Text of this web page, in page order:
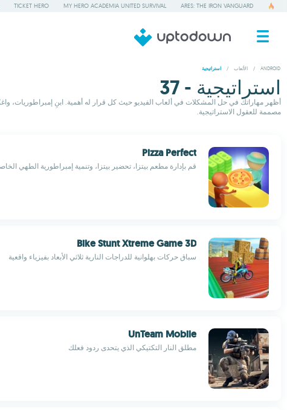
ARES: THE IRON VANGUARD
MY HERO ACADEMIA UNITED SURVIVAL
TICKET HERO
ANDROID
/ الألعاب / استراتيجية
استراتيجية - 37
أظهر مهاراتك في حل المشكلات في ألعاب الفيديو حيث كل قرار له أهمية. ابنِ إمبراطوريات،
مصممة للعقول الاستراتيجية.
Pizza Perfect
قم بإدارة مطعم بيتزا، تحضير بيتزا، وتنمية إمبراطورية الطهي
Bike Stunt Xtreme Game 3D
سباق حركات بهلوانية للدراجات النارية ثلاثي الأبعاد بفيزياء واقعية
UnTeam Mobile
مطلق النار التكتيكي الذي يتحدى ردود فعلك